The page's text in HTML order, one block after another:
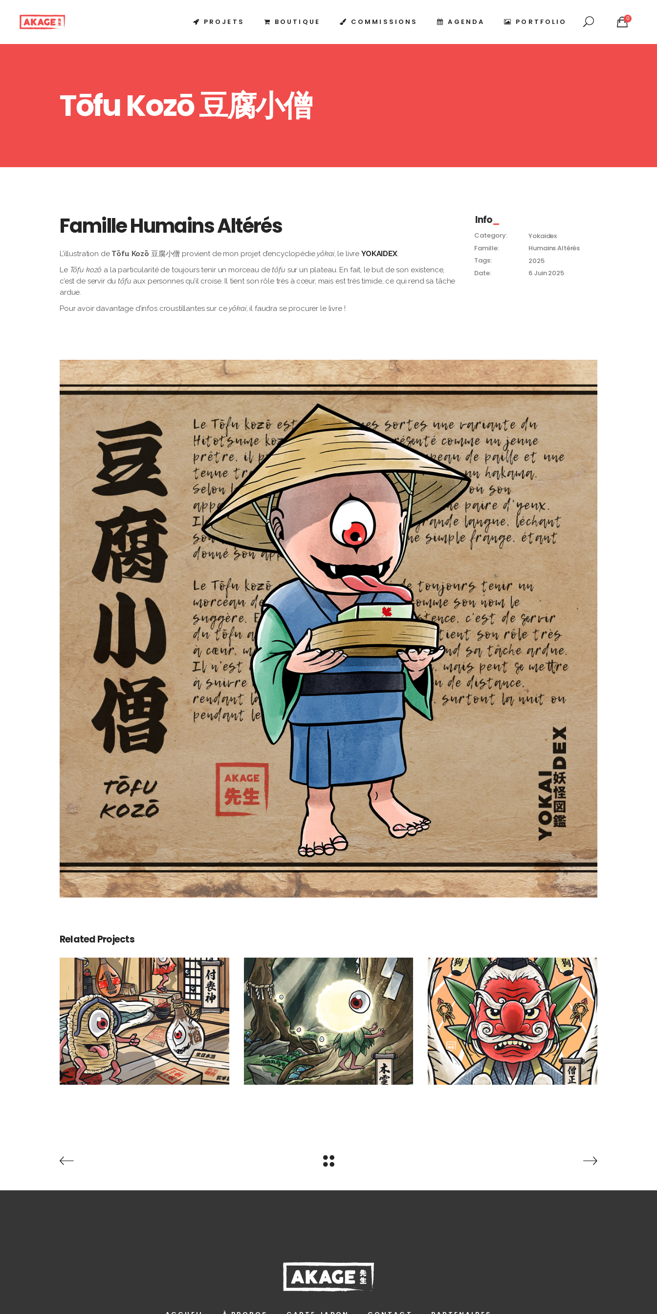
PROJETS BOUTIQUE COMMISSIONS AGENDA PORTFOLIO 0
Tōfu Kozō 豆腐小僧
Famille Humains Altérés
L’illustration de Tōfu Kozō 豆腐小僧 provient de mon projet d’encyclopédie yōkai, le livre YOKAIDEX.
Le Tōfu kozō a la particularité de toujours tenir un morceau detōfu sur un plateau. En fait, le but de son existence,
c’est de servir dutōfu aux personnes qu’il croise. Il tient son rôle très à cœur, mais est très timide, ce qui rend sa tâche
ardue.
Pour avoir davantage d’infos croustillantes sur ce yōkai, il faudra se procurer le livre !
Info
Category:
Yokaidex
Famille:
Humains Altérés
Tags:
2025
Date:
6 Juin 2025
Related Projects
Tsukumogami, les objets
hantés
Yokaidex
Kodama, les esprits des
forêts
Yokaidex
Sōjōbō, le roi des Tengu
Yokaidex